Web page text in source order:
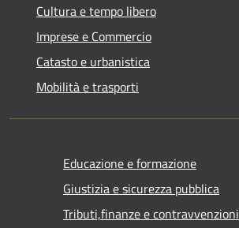
Cultura e tempo libero
Imprese e Commercio
Catasto e urbanistica
Mobilità e trasporti
Educazione e formazione
Giustizia e sicurezza pubblica
Tributi,finanze e contravvenzioni